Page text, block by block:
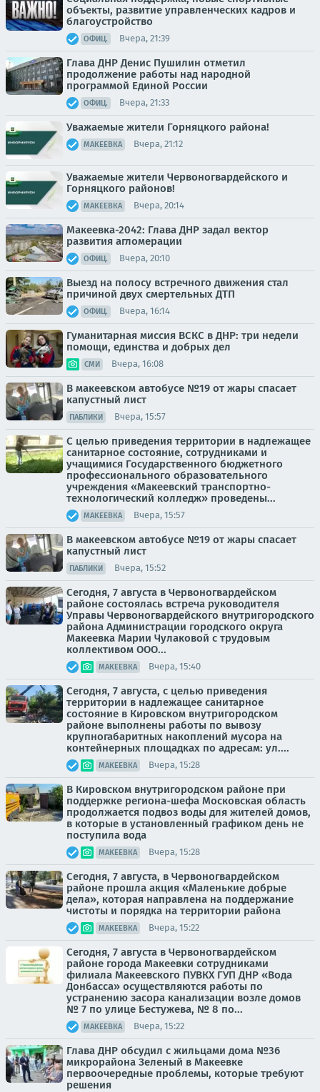
объекты, развитие управленческих кадров и
благоустройство
ОФИЦ. Вчера, 21:39
Глава ДНР Денис Пушилин отметил
продолжение работы над народной
программой Единой России
ОФИЦ. Вчера, 21:33
Уважаемые жители Горняцкого района!
МАКЕЕВКА Вчера, 21:12
Уважаемые жители Червоногвардейского и
Горняцкого районов!
МАКЕЕВКА Вчера, 20:14
Макеевка-2042: Глава ДНР задал вектор
развития агломерации
ОФИЦ. Вчера, 20:10
Выезд на полосу встречного движения стал
причиной двух смертельных ДТП
ОФИЦ. Вчера, 16:14
Гуманитарная миссия ВСКС в ДНР: три недели
помощи, единства и добрых дел
СМИ Вчера, 16:08
В макеевском автобусе №19 от жары спасает
капустный лист
ПАБЛИКИ Вчера, 15:57
С целью приведения территории в надлежащее
санитарное состояние, сотрудниками и
учащимися Государственного бюджетного
профессионального образовательного
учреждения «Макеевский транспортно-
технологический колледж» проведены...
МАКЕЕВКА Вчера, 15:57
В макеевском автобусе №19 от жары спасает
капустный лист
ПАБЛИКИ Вчера, 15:52
Сегодня, 7 августа в Червоногвардейском
районе состоялась встреча руководителя
Управы Червоногвардейского внутригородского
района Администрации городского округа
Макеевка Марии Чулаковой с трудовым
коллективом ООО...
МАКЕЕВКА Вчера, 15:40
Сегодня, 7 августа, с целью приведения
территории в надлежащее санитарное
состояние в Кировском внутригородском
районе выполнены работы по вывозу
крупногабаритных накоплений мусора на
контейнерных площадках по адресам: ул....
МАКЕЕВКА Вчера, 15:28
В Кировском внутригородском районе при
поддержке региона-шефа Московская область
продолжается подвоз воды для жителей домов,
в которые в установленный графиком день не
поступила вода
МАКЕЕВКА Вчера, 15:28
Сегодня, 7 августа, в Червоногвардейском
районе прошла акция «Маленькие добрые
дела», которая направлена на поддержание
чистоты и порядка на территории района
МАКЕЕВКА Вчера, 15:22
Сегодня, 7 августа в Червоногвардейском
районе города Макеевки сотрудниками
филиала Макеевского ПУВКХ ГУП ДНР «Вода
Донбасса» осуществляются работы по
устранению засора канализации возле домов
№ 7 по улице Бестужева, № 8 по...
МАКЕЕВКА Вчера, 15:22
Глава ДНР обсудил с жильцами дома №36
микрорайона Зеленый в Макеевке
первоочередные проблемы, которые требуют
решения